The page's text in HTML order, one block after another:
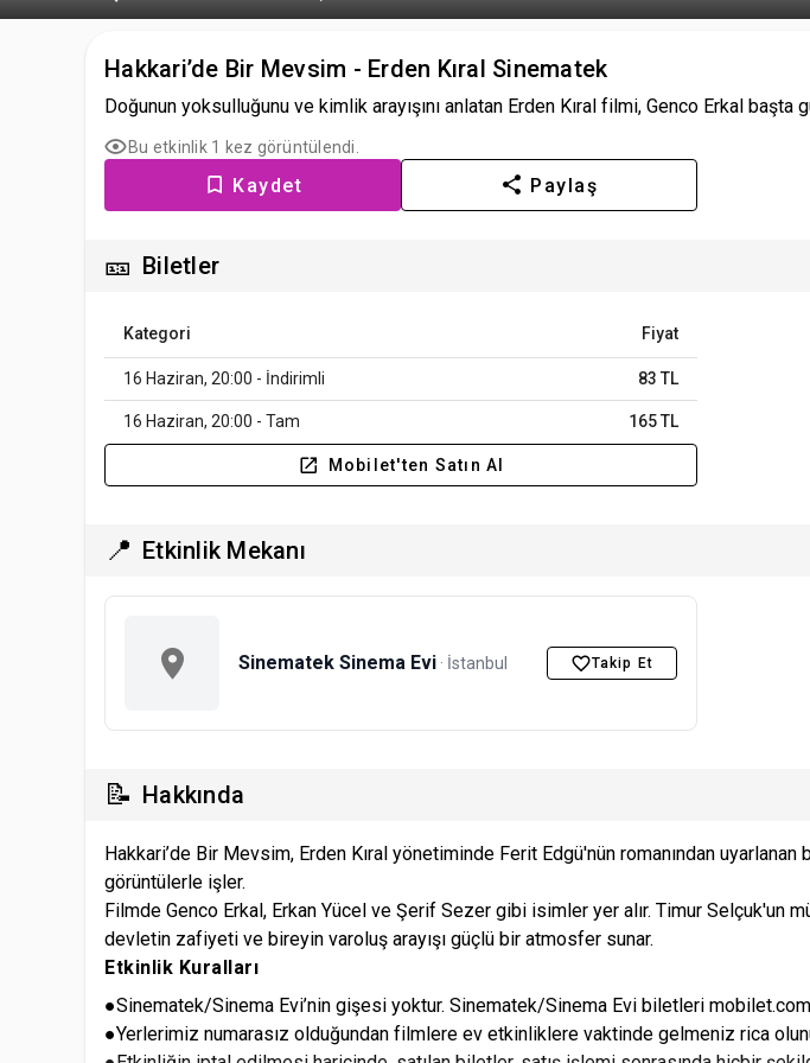
Hakkari’de Bir Mevsim - Erden Kıral Sinematek
Doğunun yoksulluğunu ve kimlik arayışını anlatan Erden Kıral filmi, Genco Erkal
Bu etkinlik 1 kez görüntülendi.
Kaydet Paylaş
🎫 Biletler
Kategori Fiyat
16 Haziran, 20:00 - İndirimli 83 TL
16 Haziran, 20:00 - Tam 165 TL
Mobilet'ten Satın Al
📍 Etkinlik Mekanı
Sinematek Sinema Evi · İstanbul Takip Et
📝 Hakkında
Hakkari’de Bir Mevsim, Erden Kıral yönetiminde Ferit Edgü'nün romanından
görüntülerle işler.
Filmde Genco Erkal, Erkan Yücel ve Şerif Sezer gibi isimler yer alır. Timur Selçuk'un
devletin zafiyeti ve bireyin varoluş arayışı güçlü bir atmosfer sunar.
Etkinlik Kuralları
●Sinematek/Sinema Evi’nin gişesi yoktur. Sinematek/Sinema Evi biletleri
●Yerlerimiz numarasız olduğundan filmlere ev etkinliklere vaktinde gelmeniz rica